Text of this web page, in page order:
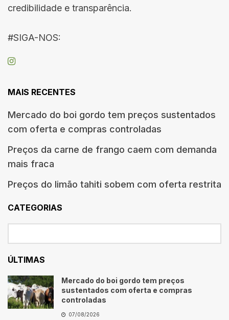
credibilidade e transparência.
#SIGA-NOS:
MAIS RECENTES
Mercado do boi gordo tem preços sustentados
com oferta e compras controladas
Preços da carne de frango caem com demanda
mais fraca
Preços do limão tahiti sobem com oferta restrita
CATEGORIAS
ÚLTIMAS
Mercado do boi gordo tem preços
sustentados com oferta e compras
controladas
07/08/2026